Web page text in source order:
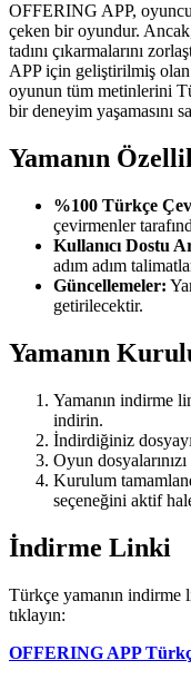
OFFERING APP,
çeken bir oyundur.
tadını çıkarmalarını
APP için geliştirilmiş
oyunun tüm metinlerini
bir deneyim yaşamasını
Yamanın
%100 Türkçe
çevirmenler
Kullanıcı Dostu
adım adım
Güncellemeler:
getirilecektir.
Yamanın
Yamanın indirme
indirin.
İndirdiğiniz
Oyun
Kurulum
seçeneğini aktif
İndirme Linki
Türkçe yamanın indirme
tıklayın:
OFFERING APP